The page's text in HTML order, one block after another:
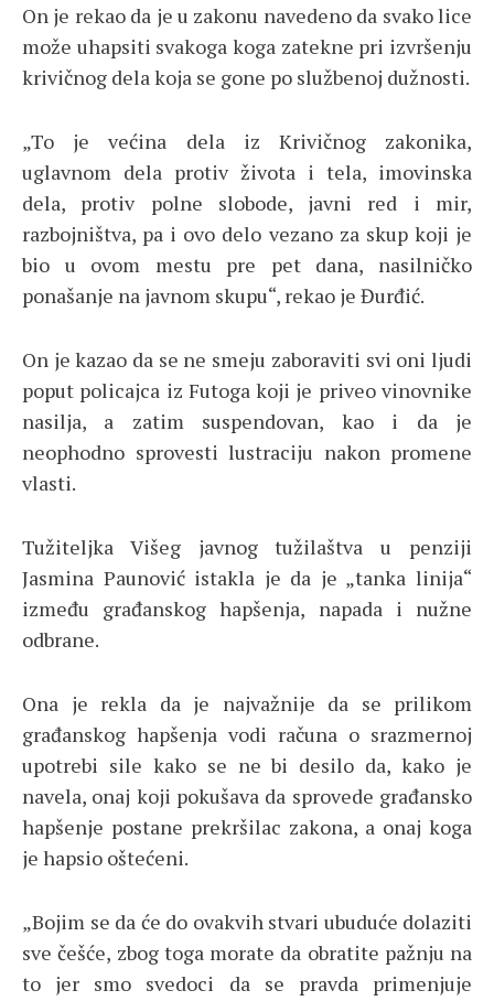
On je rekao da je u zakonu navedeno da svako lice
može uhapsiti svakoga koga zatekne pri izvršenju
krivičnog dela koja se gone po službenoj dužnosti.
„To je većina dela iz Krivičnog zakonika,
uglavnom dela protiv života i tela, imovinska
dela, protiv polne slobode, javni red i mir,
razbojništva, pa i ovo delo vezano za skup koji je
bio u ovom mestu pre pet dana, nasilničko
ponašanje na javnom skupu“, rekao je Đurđić.
On je kazao da se ne smeju zaboraviti svi oni ljudi
poput policajca iz Futoga koji je priveo vinovnike
nasilja, a zatim suspendovan, kao i da je
neophodno sprovesti lustraciju nakon promene
vlasti.
Tužiteljka Višeg javnog tužilaštva u penziji
Jasmina Paunović istakla je da je „tanka linija“
između građanskog hapšenja, napada i nužne
odbrane.
Ona je rekla da je najvažnije da se prilikom
građanskog hapšenja vodi računa o srazmernoj
upotrebi sile kako se ne bi desilo da, kako je
navela, onaj koji pokušava da sprovede građansko
hapšenje postane prekršilac zakona, a onaj koga
je hapsio oštećeni.
„Bojim se da će do ovakvih stvari ubuduće dolaziti
sve češće, zbog toga morate da obratite pažnju na
to jer smo svedoci da se pravda primenjuje